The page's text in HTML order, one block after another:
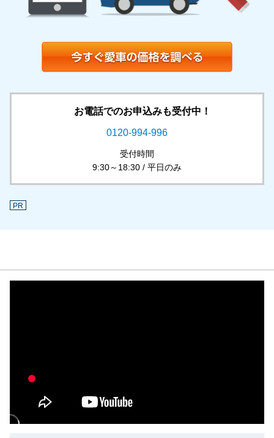
お電話でのお申込みも受付中！
0120-994-996
受付時間
9:30～18:30 / 平日のみ
PR